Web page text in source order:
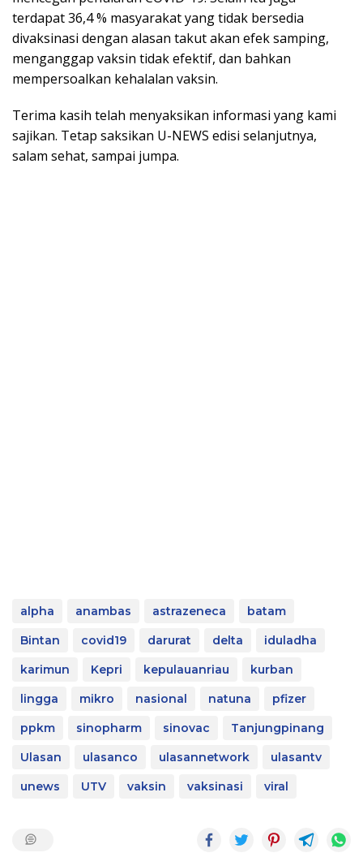
terdapat 36,4 % masyarakat yang tidak bersedia
divaksinasi dengan alasan takut akan efek samping,
menganggap vaksin tidak efektif, dan bahkan
mempersoalkan kehalalan vaksin.
Terima kasih telah menyaksikan informasi yang kami
sajikan. Tetap saksikan U-NEWS edisi selanjutnya,
salam sehat, sampai jumpa.
alpha anambas astrazeneca
batam
Bintan
covid19 darurat delta
iduladha
karimun
Kepri kepulauanriau
kurban
lingga
mikro nasional natuna
pfizer
ppkm
sinopharm sinovac
Tanjungpinang
Ulasan
ulasanco ulasannetwork
ulasantv
unews
UTV vaksin vaksinasi viral